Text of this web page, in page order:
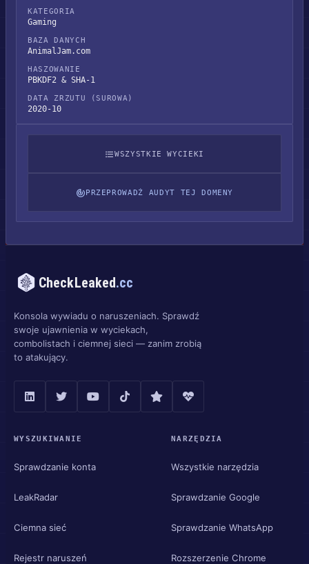
KATEGORIA
Gaming
BAZA DANYCH
AnimalJam.com
HASZOWANIE
PBKDF2 & SHA-1
DATA ZRZUTU (SUROWA)
2020-10
WSZYSTKIE WYCIEKI
PRZEPROWADŹ AUDYT TEJ DOMENY
CheckLeaked.cc
Konsola wywiadu o naruszeniach. Sprawdź
swoje ujawnienia w wyciekach,
combolistach i ciemnej sieci — zanim zrobią
to atakujący.
WYSZUKIWANIE
Sprawdzanie konta
LeakRadar
Ciemna sieć
Rejestr naruszeń
NARZĘDZIA
Wszystkie narzędzia
Sprawdzanie Google
Sprawdzanie WhatsApp
Rozszerzenie Chrome